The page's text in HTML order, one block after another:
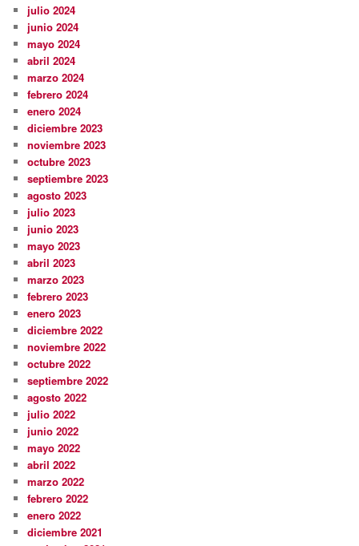
julio 2024
junio 2024
mayo 2024
abril 2024
marzo 2024
febrero 2024
enero 2024
diciembre 2023
noviembre 2023
octubre 2023
septiembre 2023
agosto 2023
julio 2023
junio 2023
mayo 2023
abril 2023
marzo 2023
febrero 2023
enero 2023
diciembre 2022
noviembre 2022
octubre 2022
septiembre 2022
agosto 2022
julio 2022
junio 2022
mayo 2022
abril 2022
marzo 2022
febrero 2022
enero 2022
diciembre 2021